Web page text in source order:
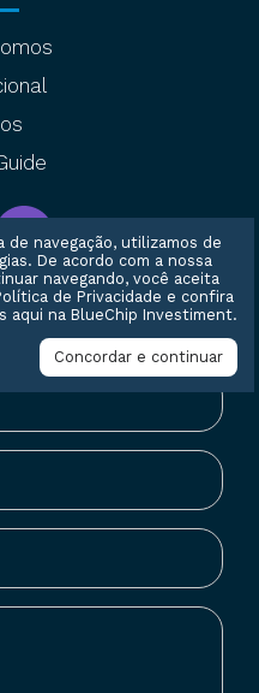
conosco
de navegação, utilizamos de
De acordo com a nossa
navegando, você aceita
de Privacidade e confira
aqui na BlueChip Investiment.
Concordar e continuar